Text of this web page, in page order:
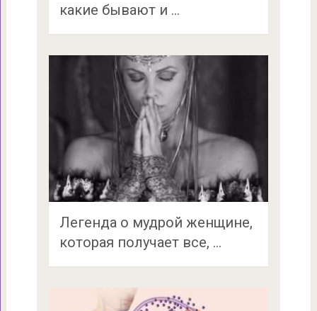
какие бывают и …
Легенда о мудрой женщине,
которая получает все, …